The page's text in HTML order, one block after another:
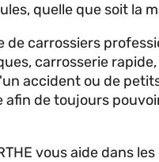
quelle que soit la
carrossiers
carrosserie
accident ou de
de toujours
vous aide dans